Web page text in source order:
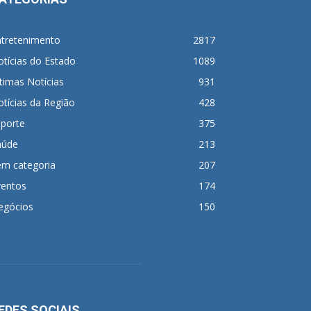
2817
do Estado
1089
Notícias
931
da Região
428
375
213
categoria
207
174
150